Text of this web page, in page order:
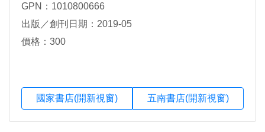
GPN：1010800666
出版／創刊日期：2019-05
價格：300
國家書店(開新視窗) 五南書店(開新視窗)